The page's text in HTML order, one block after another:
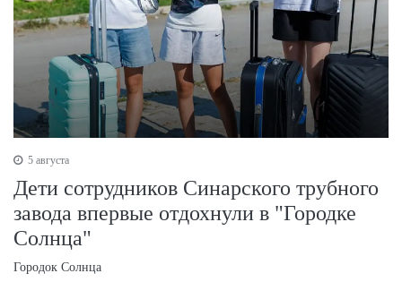
5 августа
Дети сотрудников Синарского трубного
завода впервые отдохнули в "Городке
Солнца"
Городок Солнца